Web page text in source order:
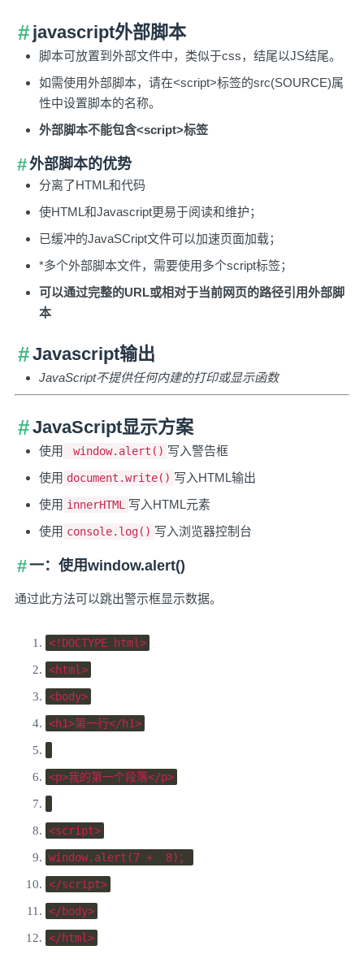
javascript外部脚本
脚本可放置到外部文件中，类似于css，结尾以JS结尾。
如需使用外部脚本，请在<script>标签的src(SOURCE)属
性中设置脚本的名称。
外部脚本不能包含<script>标签
外部脚本的优势
分离了HTML和代码
使HTML和Javascript更易于阅读和维护；
已缓冲的JavaSCript文件可以加速页面加载；
*多个外部脚本文件，需要使用多个script标签；
可以通过完整的URL或相对于当前网页的路径引用外部脚
本
Javascript输出
JavaScript不提供任何内建的打印或显示函数
JavaScript显示方案
使用 window.alert() 写入警告框
使用 document.write() 写入HTML输出
使用 innerHTML
写入HTML元素
使用 console.log() 写入浏览器控制台
一：使用window.alert()
通过此方法可以跳出警示框显示数据。
<!DOCTYPE html>
<html>
<body>
<h1>第一行</h1>
<p>我的第一个段落</p>
<script>
window. alert (7 + 8)；
</script>
</body>
</html>